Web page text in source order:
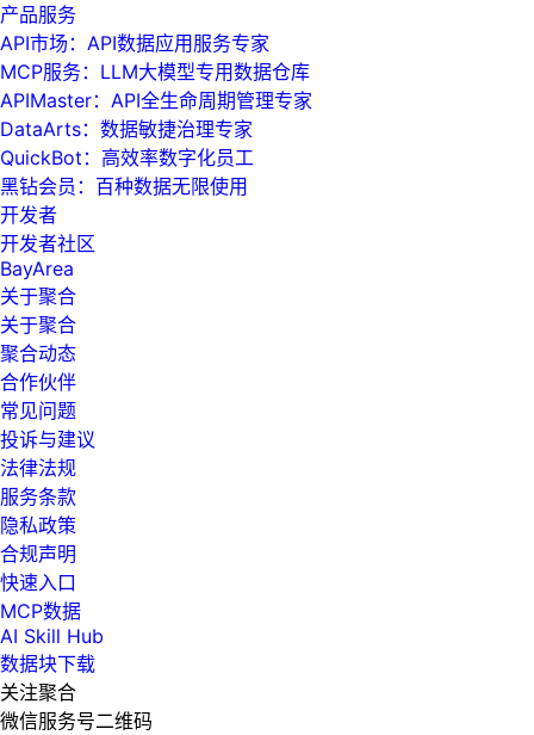
产品服务
API市场：API数据应用服务专家
MCP服务：LLM大模型专用数据仓库
APIMaster：API全生命周期管理专家
DataArts：数据敏捷治理专家
QuickBot：高效率数字化员工
黑钻会员：百种数据无限使用
开发者
开发者社区
BayArea
关于聚合
关于聚合
聚合动态
合作伙伴
常见问题
投诉与建议
法律法规
服务条款
隐私政策
合规声明
快速入口
MCP数据
AI Skill Hub
数据块下载
关注聚合
微信服务号二维码